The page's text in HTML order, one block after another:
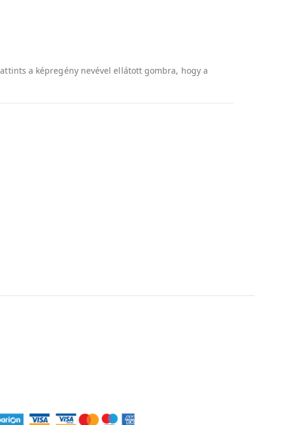
a képregény nevével ellátott gombra, hogy a